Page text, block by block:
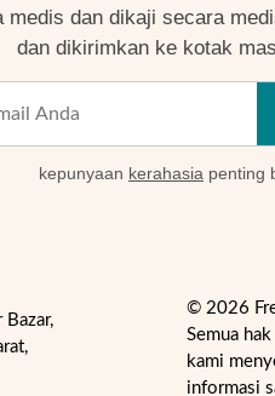
medis dan dikaji secara
dan dikirimkan ke kotak
kepunyaan kerahasia penting
Bazar,
© 2026
Semua
kami
informasi